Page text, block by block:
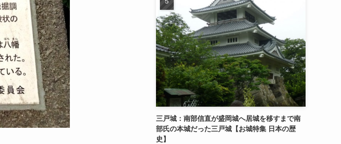
三戸城：南部信直が盛岡城へ居城を移すまで南
部氏の本城だった三戸城【お城特集 日本の歴
史】